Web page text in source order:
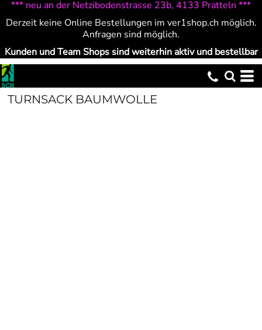
*** neu an der Netzibodenstrasse 23b, 4133 Pratteln ***
Derzeit keine Online Bestellungen im ver1shop.ch möglich.
Anfragen sind möglich.
Kunden und Team Shops sind weiterhin aktiv und bestellbar
TURNSACK BAUMWOLLE